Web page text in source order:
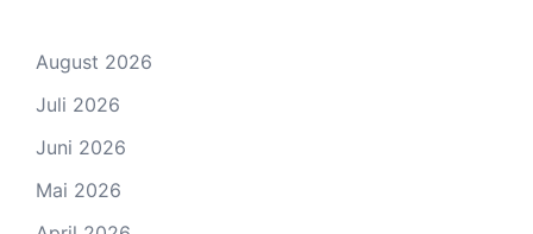
August 2026
Juli 2026
Juni 2026
Mai 2026